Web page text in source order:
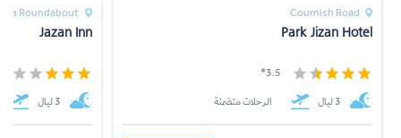
Roundabout
Jazan Inn
3 ليال
Cournish Road
Park Jizan Hotel
3.5*
3 ليال الرحلات متضمنة